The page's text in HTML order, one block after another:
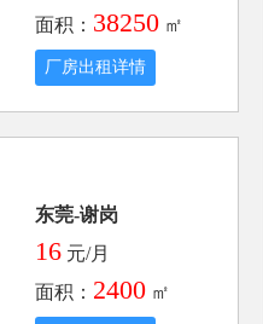
面积： 38250 ㎡
厂房出租详情
东莞-谢岗
16 元/月
面积： 2400 ㎡
prev